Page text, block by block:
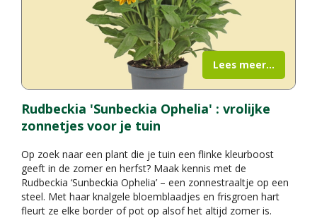
Rudbeckia 'Sunbeckia Ophelia' : vrolijke
zonnetjes voor je tuin
Op zoek naar een plant die je tuin een flinke kleurboost
geeft in de zomer en herfst? Maak kennis met de
Rudbeckia ‘Sunbeckia Ophelia’ – een zonnestraaltje op een
steel. Met haar knalgele bloemblaadjes en frisgroen hart
fleurt ze elke border of pot op alsof het altijd zomer is.
Lees meer...